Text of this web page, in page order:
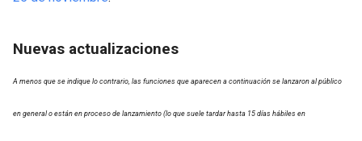
Nuevas actualizaciones
A menos que se indique lo contrario, las funciones que aparecen a continuación se lanzaron al público
en general o están en proceso de lanzamiento (lo que suele tardar hasta 15 días hábiles en